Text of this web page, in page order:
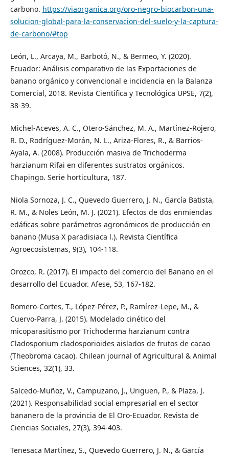
carbono. https://viaorganica.org/oro-negro-biocarbon-una-
solucion-global-para-la-conservacion-del-suelo-y-la-captura-
de-carbono/#top
León, L., Arcaya, M., Barbotó, N., & Bermeo, Y. (2020).
Ecuador: Análisis comparativo de las Exportaciones de
banano orgánico y convencional e incidencia en la Balanza
Comercial, 2018. Revista Científica y Tecnológica UPSE, 7(2),
38-39.
Michel-Aceves, A. C., Otero-Sánchez, M. A., Martínez-Rojero,
R. D., Rodríguez-Morán, N. L., Ariza-Flores, R., & Barrios-
Ayala, A. (2008). Producción masiva de Trichoderma
harzianum Rifai en diferentes sustratos orgánicos.
Chapingo. Serie horticultura, 187.
Niola Sornoza, J. C., Quevedo Guerrero, J. N., García Batista,
R. M., & Noles León, M. J. (2021). Efectos de dos enmiendas
edáficas sobre parámetros agronómicos de producción en
banano (Musa X paradisiaca l.). Revista Científica
Agroecosistemas, 9(3), 104-118.
Orozco, R. (2017). El impacto del comercio del Banano en el
desarrollo del Ecuador. Afese, 53, 167-182.
Romero-Cortes, T., López-Pérez, P., Ramírez-Lepe, M., &
Cuervo-Parra, J. (2015). Modelado cinético del
micoparasitismo por Trichoderma harzianum contra
Cladosporium cladosporioides aislados de frutos de cacao
(Theobroma cacao). Chilean journal of Agricultural & Animal
Sciences, 32(1), 33.
Salcedo-Muñoz, V., Campuzano, J., Uriguen, P., & Plaza, J.
(2021). Responsabilidad social empresarial en el sector
bananero de la provincia de El Oro-Ecuador. Revista de
Ciencias Sociales, 27(3), 394-403.
Tenesaca Martínez, S., Quevedo Guerrero, J. N., & García